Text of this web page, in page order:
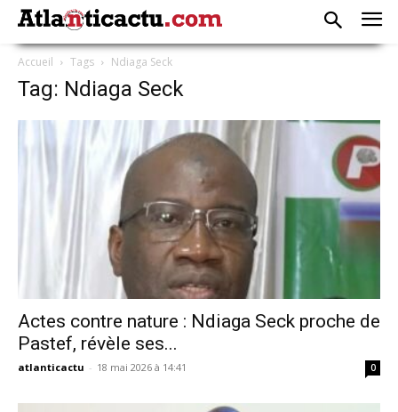
Accueil Tags Ndiaga Seck
Tag: Ndiaga Seck
Actes contre nature : Ndiaga Seck proche de
Pastef, révèle ses...
atlanticactu - 18 mai 2026 à 14:41 0